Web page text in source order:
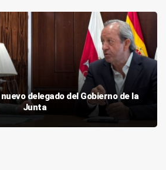
delegado del Gobierno de la
Junta